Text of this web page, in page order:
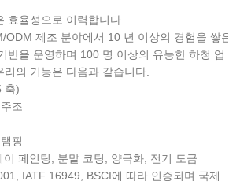
효율성으로 이력합니다
ODM 제조 분야에서 10 년 이상의 경험을 쌓은
반을 운영하며 100 명 이상의 유능한 하청 업
의 기능은 다음과 같습니다.
축)
조
핑
이 페인팅, 분말 코팅, 양극화, 전기 도금
IATF 16949, BSCI에 따라 인증되며 국제